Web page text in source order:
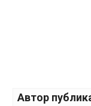
Автор